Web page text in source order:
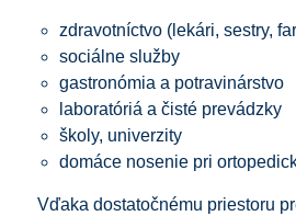
zdravotníctvo (lekári, sestry,
sociálne služby
gastronómia a potravinárstvo
laboratóriá a čisté prevádzky
školy, univerzity
domáce nosenie pri
Vďaka dostatočnému priestoru